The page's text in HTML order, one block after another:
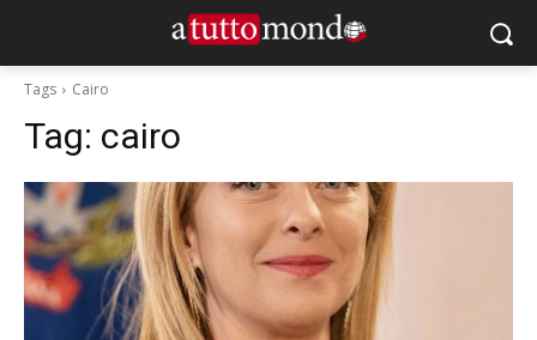
Tags Cairo
Tag: cairo